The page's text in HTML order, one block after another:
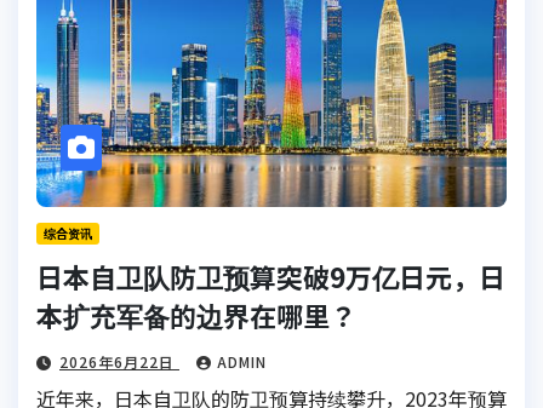
综合资讯
日本自卫队防卫预算突破9万亿日元，日
本扩充军备的边界在哪里？
2026年6月22日 ADMIN
近年来，日本自卫队的防卫预算持续攀升，2023年预算